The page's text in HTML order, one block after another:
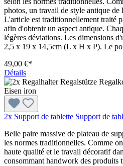
photos, un travail de style antique de
L'article est traditionnellement traité
afin d'obtenir un aspect antique.
légères déviations. Les dimensions
2,5 x 19 x 14,5cm (L x H x P). Le
49,00 €*
Détails
2x Support de tablette Support de
Belle paire massive de plateau de
les normes traditionnelles. Comme
haute qualité et le travail décoratif
consommant handwork des produits